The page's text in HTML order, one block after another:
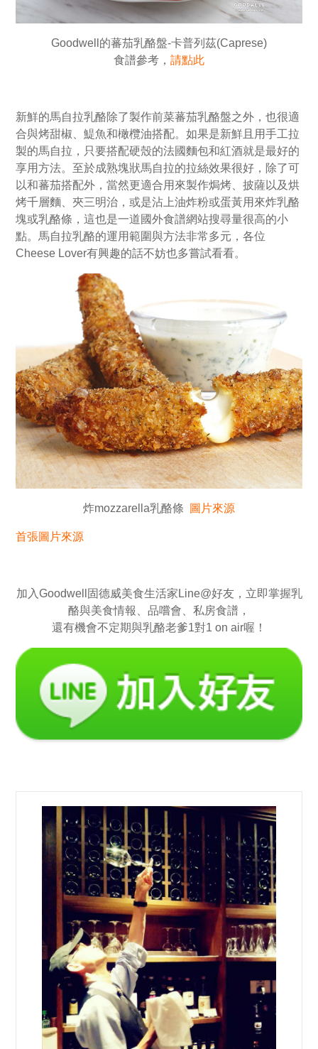
Goodwell的蕃茄乳酪盤-卡普列茲(Caprese)
食譜參考， 請點此
新鮮的馬自拉乳酪除了製作前菜蕃茄乳酪盤之外，也很適
合與烤甜椒、鯷魚和橄欖油搭配。如果是新鮮且用手工拉
製的馬自拉，只要搭配硬殼的法國麵包和紅酒就是最好的
享用方法。至於成熟塊狀馬自拉的拉絲效果很好，除了可
以和蕃茄搭配外，當然更適合用來製作焗烤、披薩以及烘
烤千層麵、夾三明治，或是沾上油炸粉或蛋黃用來炸乳酪
塊或乳酪條，這也是一道國外食譜網站搜尋量很高的小
點。馬自拉乳酪的運用範圍與方法非常多元，各位
Cheese Lover有興趣的話不妨也多嘗試看看。
炸mozzarella乳酪條 圖片來源
首張圖片來源
加入Goodwell固德威美食生活家Line@好友，立即掌握乳
酪與美食情報、品嚐會、私房食譜，
還有機會不定期與乳酪老爹1對1 on air喔！